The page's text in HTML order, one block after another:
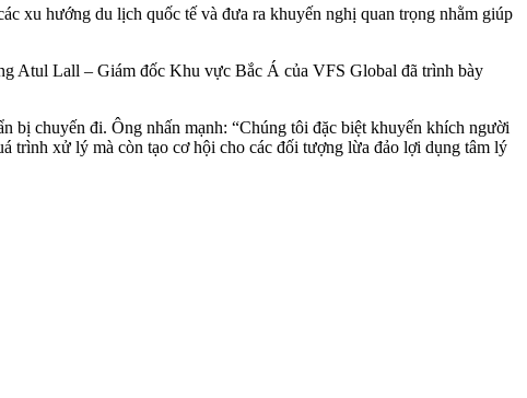
xu hướng du lịch quốc tế và đưa ra khuyến nghị quan trọng nhằm giúp
Atul Lall – Giám đốc Khu vực Bắc Á của VFS Global đã trình bày
bị chuyến đi. Ông nhấn mạnh: “Chúng tôi đặc biệt khuyến khích người
trình xử lý mà còn tạo cơ hội cho các đối tượng lừa đảo lợi dụng tâm lý